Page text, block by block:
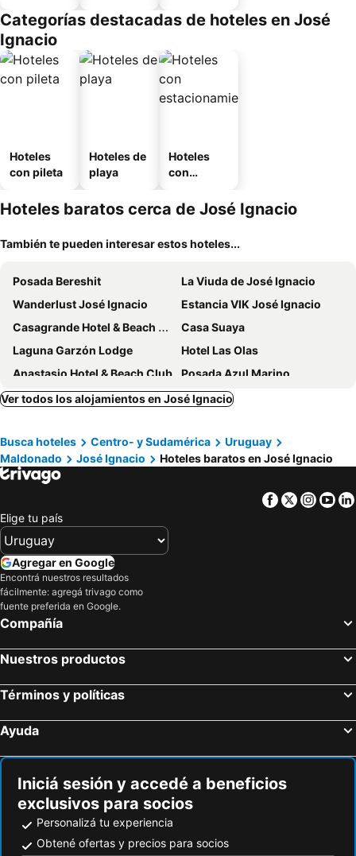
Categorías destacadas de hoteles en José
Ignacio
Hoteles
con pileta
Hoteles de
playa
Hoteles
con
miento
Hoteles baratos cerca de José Ignacio
También te pueden interesar estos hoteles...
Posada Bereshit
La Viuda de José Ignacio
Wanderlust José Ignacio
Estancia VIK José Ignacio
Casagrande Hotel & Beach Club
Casa Suaya
Laguna Garzón Lodge
Hotel Las Olas
Anastasio Hotel & Beach Club
Posada Azul Marino
Bahia Vik Jose Ignacio
Playa Vik Jose Ignacio
Posada Paradiso
Posada Arenas de José Ignacio
Kemay Hotel Boutique
Rizoma
Ver todos los alojamientos en José Ignacio
Busca hoteles Centro- y Sudamérica
Uruguay
Maldonado
José Ignacio Hoteles baratos en José Ignacio
Facebook
Twitter
Elige tu país
Agregar en Google
Encontrá nuestros resultados
fácilmente: agregá trivago como
fuente preferida en Google.
Compañía
Nuestros productos
Términos y políticas
Ayuda
Iniciá sesión y accedé a beneficios
exclusivos para socios
Personalizá tu experiencia
Obtené ofertas y precios para socios